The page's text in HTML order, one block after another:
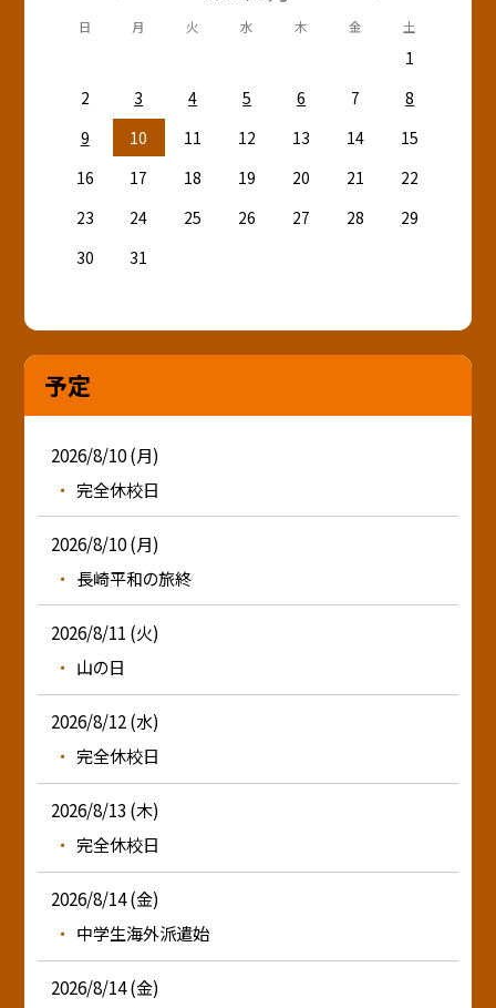
日 月 火 水 木 金 土
1
2
3 4 5 6 7
8
9
10 11 12 13 14
15
16
17 18 19 20 21
22
23
24 25 26 27 28
29
30
31
予定
2026/8/10 (月)
完全休校日
2026/8/10 (月)
長崎平和の旅終
2026/8/11 (火)
山の日
2026/8/12 (水)
完全休校日
2026/8/13 (木)
完全休校日
2026/8/14 (金)
中学生海外派遣始
2026/8/14 (金)